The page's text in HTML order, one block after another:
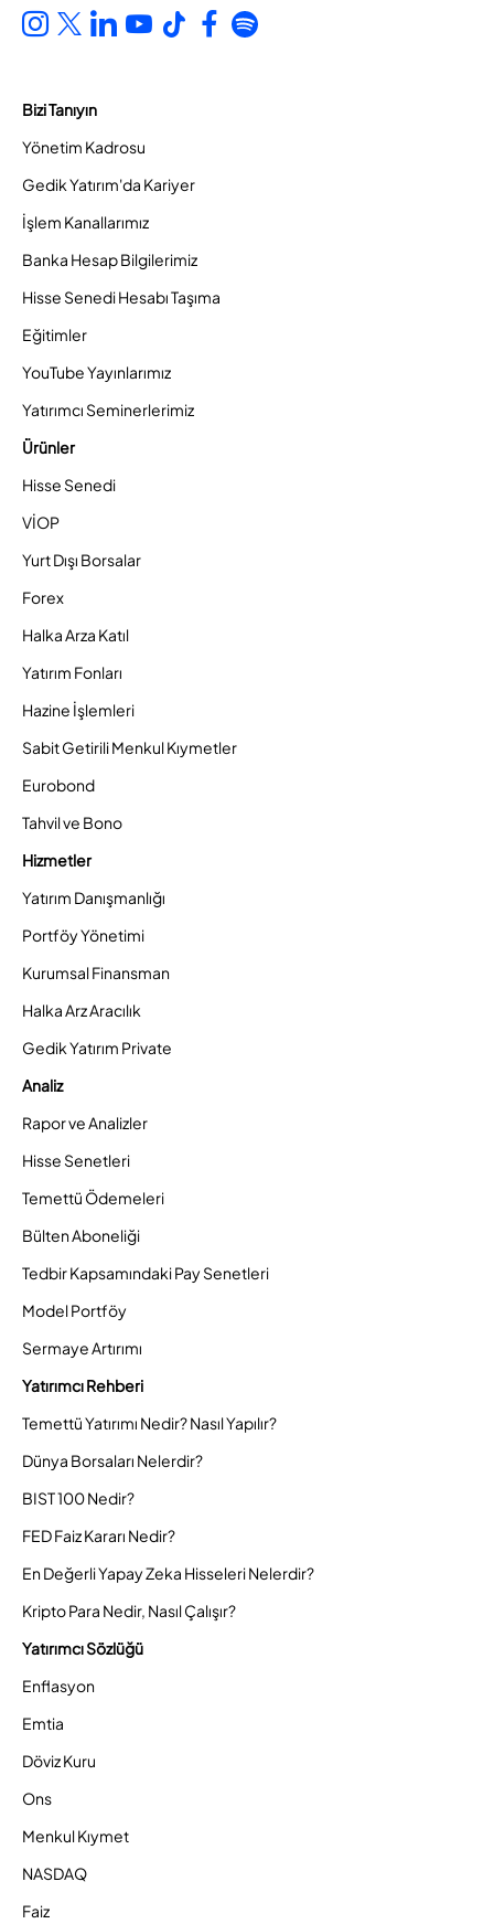
Bizi Tanıyın
Yönetim Kadrosu
Gedik Yatırım'da Kariyer
İşlem Kanallarımız
Banka Hesap Bilgilerimiz
Hisse Senedi Hesabı Taşıma
Eğitimler
YouTube Yayınlarımız
Yatırımcı Seminerlerimiz
Ürünler
Hisse Senedi
VİOP
Yurt Dışı Borsalar
Forex
Halka Arza Katıl
Yatırım Fonları
Hazine İşlemleri
Sabit Getirili Menkul Kıymetler
Eurobond
Tahvil ve Bono
Hizmetler
Yatırım Danışmanlığı
Portföy Yönetimi
Kurumsal Finansman
Halka Arz Aracılık
Gedik Yatırım Private
Analiz
Rapor ve Analizler
Hisse Senetleri
Temettü Ödemeleri
Bülten Aboneliği
Tedbir Kapsamındaki Pay Senetleri
Model Portföy
Sermaye Artırımı
Yatırımcı Rehberi
Temettü Yatırımı Nedir? Nasıl Yapılır?
Dünya Borsaları Nelerdir?
BIST 100 Nedir?
FED Faiz Kararı Nedir?
En Değerli Yapay Zeka Hisseleri Nelerdir?
Kripto Para Nedir, Nasıl Çalışır?
Yatırımcı Sözlüğü
Enflasyon
Emtia
Döviz Kuru
Ons
Menkul Kıymet
NASDAQ
Faiz